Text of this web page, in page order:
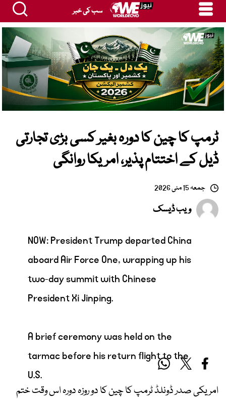
سب کی خبر
ٹرمپ کا چین کا دورہ بغیر کسی بڑی تجارتی
ڈیل کے اختتام پذیر، امریکا روانگی
جمعہ 15 مئی 2026
ویب ڈیسک
NOW: President Trump departed China
aboard Air Force One, wrapping up his
two-day summit with Chinese
President Xi Jinping.
A brief ceremony was held on the
tarmac before his return flight to the
U.S.
امریکی صدر ڈونلڈ ٹرمپ کا چین کا دو روزہ دورہ اس وقت ختم